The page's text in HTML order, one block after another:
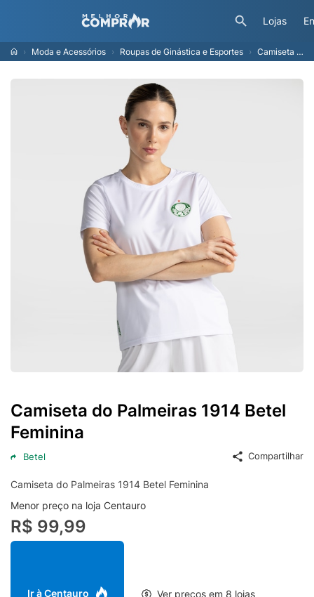
Lojas
Moda e Acessórios Roupas de Ginástica e Esportes Camiseta do Palmeiras 1914 Betel Feminina
Camiseta do Palmeiras 1914 Betel
Feminina
Betel Compartilhar
Camiseta do Palmeiras 1914 Betel Feminina
Menor preço na loja Centauro
R$ 99,99
Ir à Centauro Ver preços em 8 lojas